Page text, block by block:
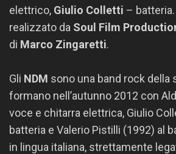
elettrico, Giulio Colletti – batteria.
realizzato da Soul Film
di Marco Zingaretti.
Gli NDM sono una band rock della
formano nell’autunno 2012 con
voce e chitarra elettrica, Giulio
batteria e Valerio Pistilli (1992) al
in lingua italiana, strettamente